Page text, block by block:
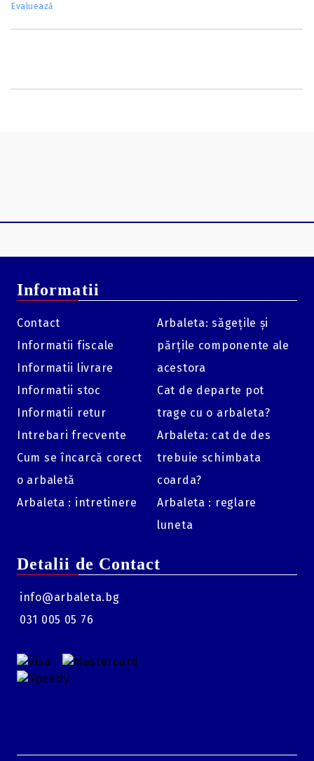
Evaluează
Informatii
Contact
Informatii fiscale
Informatii livrare
Informatii stoc
Informatii retur
Intrebari frecvente
Cum se încarcă corect
o arbaletă
Arbaleta : intretinere
Arbaleta: săgețile și
părțile componente ale
acestora
Cat de departe pot
trage cu o arbaleta?
Arbaleta: cat de des
trebuie schimbata
coarda?
Arbaleta : reglare
luneta
Detalii de Contact
info@arbaleta.bg
031 005 05 76